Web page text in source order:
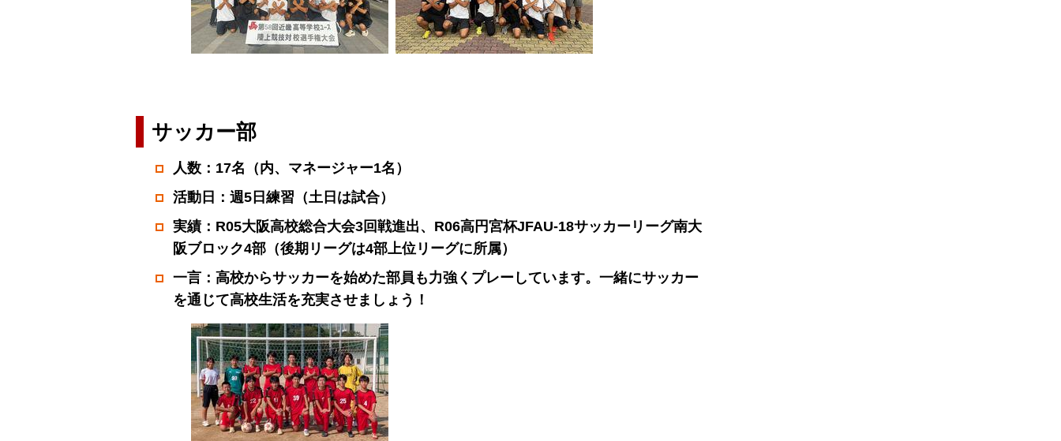
サッカー部
人数：17名（内、マネージャー1名）
活動日：週5日練習（土日は試合）
実績：R05大阪高校総合大会3回戦進出、R06高円宮杯JFAU-18サッカーリーグ南大
阪ブロック4部（後期リーグは4部上位リーグに所属）
一言：高校からサッカーを始めた部員も力強くプレーしています。一緒にサッカー
を通じて高校生活を充実させましょう！